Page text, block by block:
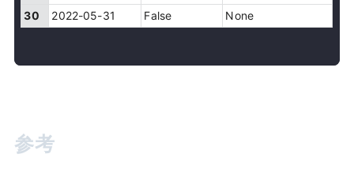
30
2022-05-31 False None
参考